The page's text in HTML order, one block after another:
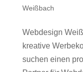
Weißbach
Webdesign
kreative
suchen einen